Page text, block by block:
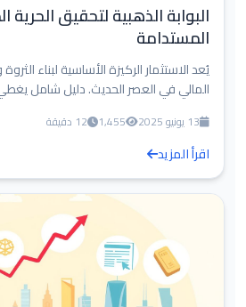
البوابة الذهبية لتحقيق الحرية
المستدامة
يُعد الاستثمار الركيزة الأساسية لبناء
المالي في العصر الحديث. دليل شامل
13 يونيو 2025 1,455 12 دقيقة
اقرأ المزيد